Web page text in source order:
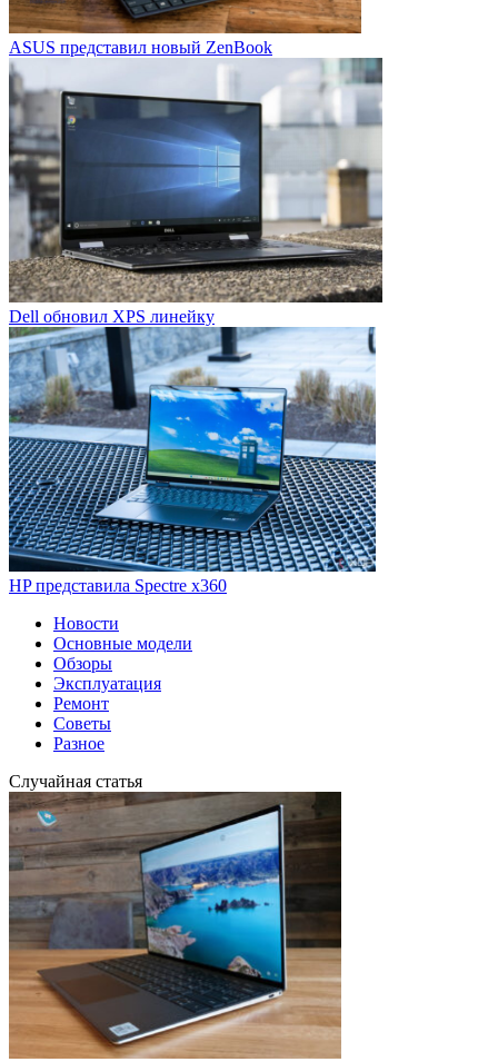
ASUS представил новый ZenBook
Dell обновил XPS линейку
HP представила Spectre x360
Новости
Основные модели
Обзоры
Эксплуатация
Ремонт
Советы
Разное
Случайная статья